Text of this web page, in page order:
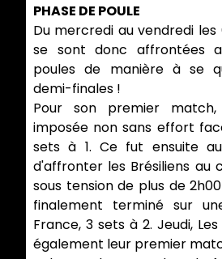
PHASE DE POULE
Du mercredi au vendredi
se sont donc affrontées
poules de manière à se
demi-finales !
Pour son premier
imposée non sans effort
sets à 1. Ce fut ensuite
d'affronter les Brésiliens au
sous tension de plus de
finalement terminé sur
France, 3 sets à 2. Jeudi,
également leur premier